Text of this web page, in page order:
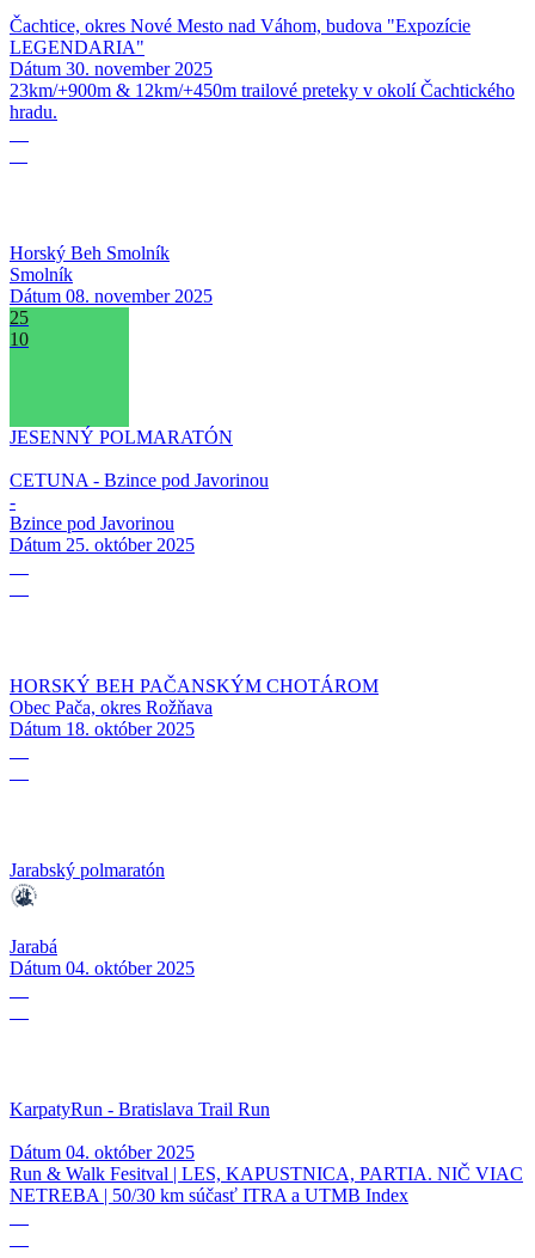
Čachtice, okres Nové Mesto nad Váhom, budova "Expozície
LEGENDARIA"
Dátum 30. november 2025
23km/+900m & 12km/+450m trailové preteky v okolí Čachtického
hradu.
Horský Beh Smolník
Smolník
Dátum 08. november 2025
25
10
JESENNÝ POLMARATÓN
CETUNA - Bzince pod Javorinou
-
Bzince pod Javorinou
Dátum 25. október 2025
HORSKÝ BEH PAČANSKÝM CHOTÁROM
Obec Pača, okres Rožňava
Dátum 18. október 2025
Jarabský polmaratón
Jarabá
Dátum 04. október 2025
KarpatyRun - Bratislava Trail Run
Dátum 04. október 2025
Run & Walk Fesitval | LES, KAPUSTNICA, PARTIA. NIČ VIAC
NETREBA | 50/30 km súčasť ITRA a UTMB Index